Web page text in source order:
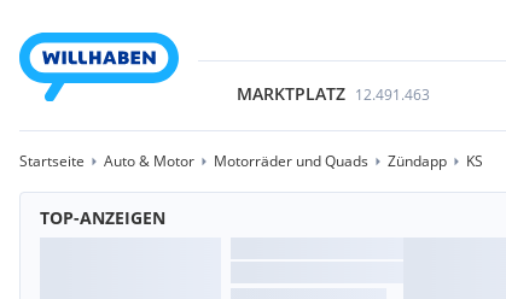
MARKTPLATZ 12.491.463
Startseite Auto & Motor Motorräder und Quads Zündapp KS
TOP-ANZEIGEN